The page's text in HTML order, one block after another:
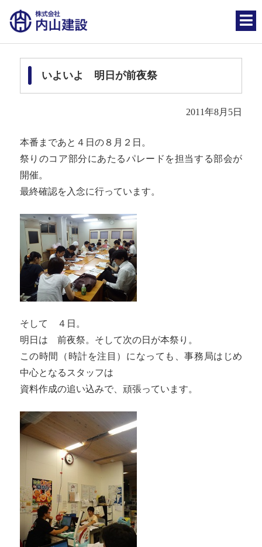
いよいよ 明日が前夜祭
2011年8月5日
本番まであと４日の８月２日。
祭りのコア部分にあたるパレードを担当する部会が
開催。
最終確認を入念に行っています。
そして ４日。
明日は 前夜祭。そして次の日が本祭り。
この時間（時計を注目）になっても、事務局はじめ
中心となるスタッフは
資料作成の追い込みで、頑張っています。